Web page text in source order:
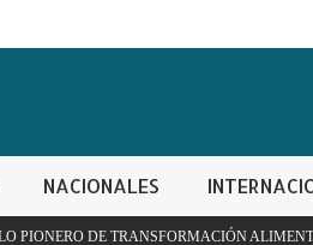
NACIONALES
ALIMENTARIA Y REDES ESCOLARES